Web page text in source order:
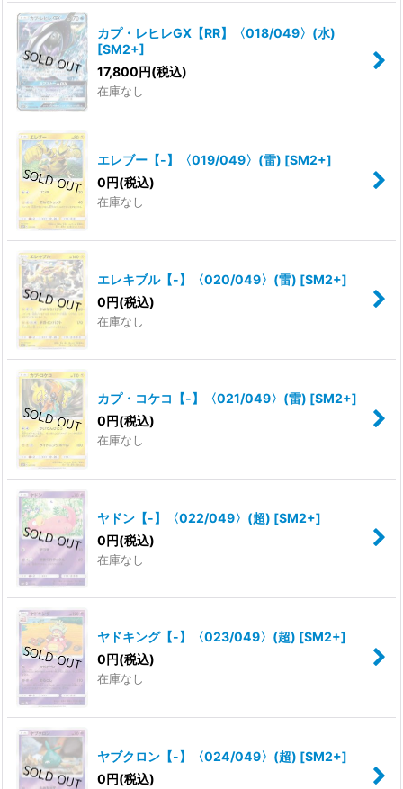
カプ・レヒレGX【RR】〈018/049〉(水)
[SM2+]
17,800円(税込)
在庫なし
エレブー【-】〈019/049〉(雷) [SM2+]
0円(税込)
在庫なし
エレキブル【-】〈020/049〉(雷) [SM2+]
0円(税込)
在庫なし
カプ・コケコ【-】〈021/049〉(雷) [SM2+]
0円(税込)
在庫なし
ヤドン【-】〈022/049〉(超) [SM2+]
0円(税込)
在庫なし
ヤドキング【-】〈023/049〉(超) [SM2+]
0円(税込)
在庫なし
ヤブクロン【-】〈024/049〉(超) [SM2+]
0円(税込)